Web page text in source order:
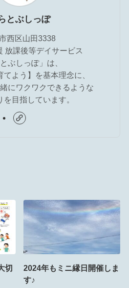
とぶしっぽ
西区山田3338
放課後等デイサービス
とぶしっぽ」は、
てよう】を基本理念に、
にワクワクできるような
を目指しています。
切
2024年もミニ縁日開催しま
す♪